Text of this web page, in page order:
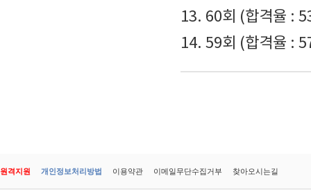
13. 60회 (합격율 :
14. 59회 (합격율 :
원격지원 개인정보처리방법 이용약관 이메일무단수집거부 찾아오시는길